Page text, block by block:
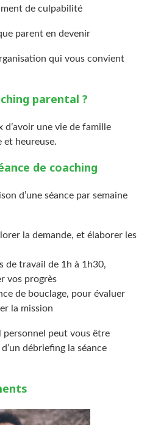
de culpabilité
parent en devenir
qui vous convient
parental ?
d’avoir une vie de famille
et heureuse.
de coaching
d’une séance par semaine
la demande, et élaborer les
de travail de 1h à 1h30,
vos progrès
de bouclage, pour évaluer
la mission
personnel peut vous être
débriefing la séance